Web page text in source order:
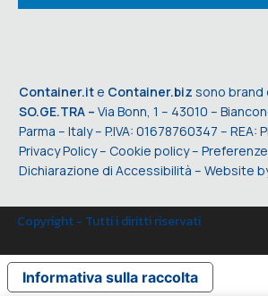
Container.it e Container.biz sono brand
SO.GE.TRA – Via Bonn, 1 – 43010 –
Parma – Italy – P.IVA: 01678760347 – REA:
Privacy Policy– Cookie policy–
Dichiarazione di Accessibilità – Website
Copyright - Tutti i diritti riservati
Informativa sulla raccolta